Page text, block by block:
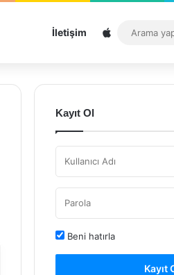
İletişim Sitemap
Kayıt Ol
Beni hatırla
Kayıt